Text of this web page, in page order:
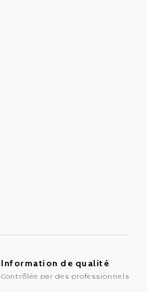
Information de qualité
Contrôlée par des professionnels